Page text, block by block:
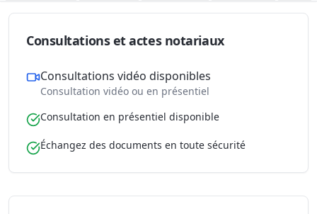
Consultations et actes notariaux
Consultations vidéo disponibles
Consultation vidéo ou en présentiel
Consultation en présentiel disponible
Échangez des documents en toute sécurité